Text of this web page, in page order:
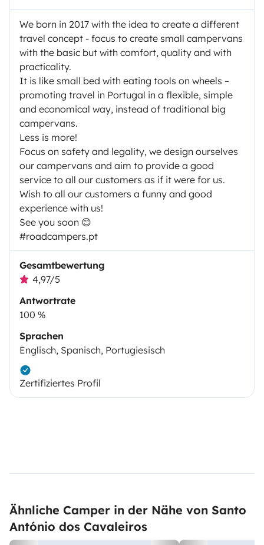
We born in 2017 with the idea to create a different
travel concept - focus to create small campervans
with the basic but with comfort, quality and with
practicality.
It is like small bed with eating tools on wheels –
promoting travel in Portugal in a flexible, simple
and economical way, instead of traditional big
campervans.
Less is more!
Focus on safety and legality, we design ourselves
our campervans and aim to provide a good
service to all our customers as if it were for us.
Wish to all our customers a funny and good
experience with us!
See you soon 😊
#roadcampers.pt
Gesamtbewertung
4,97/5
Antwortrate
100 %
Sprachen
Englisch, Spanisch, Portugiesisch
Zertifiziertes Profil
Ähnliche Camper in der Nähe von Santo
António dos Cavaleiros